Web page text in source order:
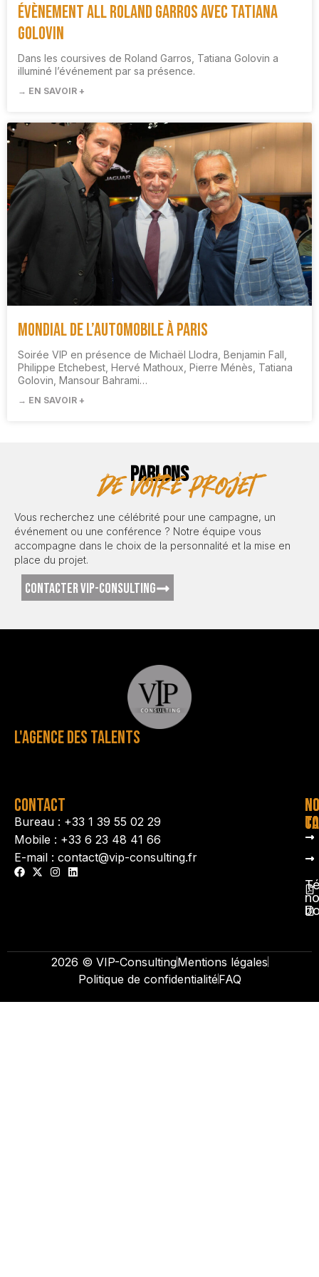
Évènement All Roland Garros avec Tatiana
Golovin
Dans les coursives de Roland Garros, Tatiana Golovin a
illuminé l’événement par sa présence.
→ EN SAVOIR +
Mondial de l’Automobile à Paris
Soirée VIP en présence de Michaël Llodra, Benjamin Fall,
Philippe Etchebest, Hervé Mathoux, Pierre Ménès, Tatiana
Golovin, Mansour Bahrami…
→ EN SAVOIR +
PARLONS
de votre projet
Vous recherchez une célébrité pour une campagne, un
événement ou une conférence ? Notre équipe vous
accompagne dans le choix de la personnalité et la mise en
place du projet.
CONTACTER VIP-CONSULTING
L'AGENCE DES TALENTS
CONTACT
Bureau : +33 1 39 55 02 29
Mobile : +33 6 23 48 41 66
E-mail : contact@vip-consulting.fr
2026 © VIP-ConsultingMentions légales
Politique de confidentialitéFAQ